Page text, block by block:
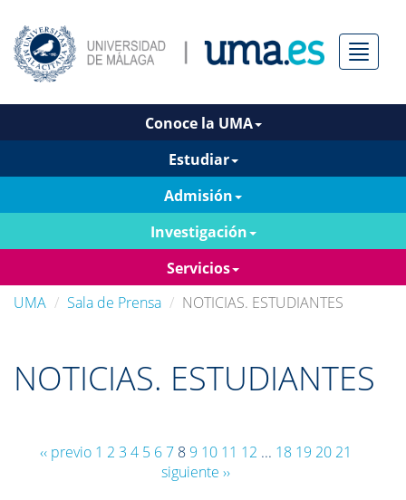
Menú
Conoce la UMA
Estudiar
Admisión
Investigación
Servicios
UMA
Sala de Prensa NOTICIAS. ESTUDIANTES
NOTICIAS. ESTUDIANTES
‹‹ previo 1 2 3 4 5 67 8 9 10 11 12 ... 18 19 20 21
siguiente ››